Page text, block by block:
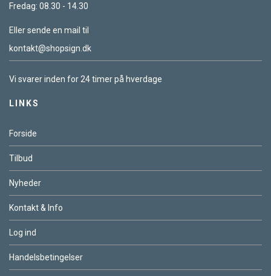
Fredag: 08.30 - 14.30
Eller sende en mail til
kontakt@shopsign.dk
Vi svarer inden for 24 timer på hverdage
LINKS
Forside
Tilbud
Nyheder
Kontakt & Info
Log ind
Handelsbetingelser